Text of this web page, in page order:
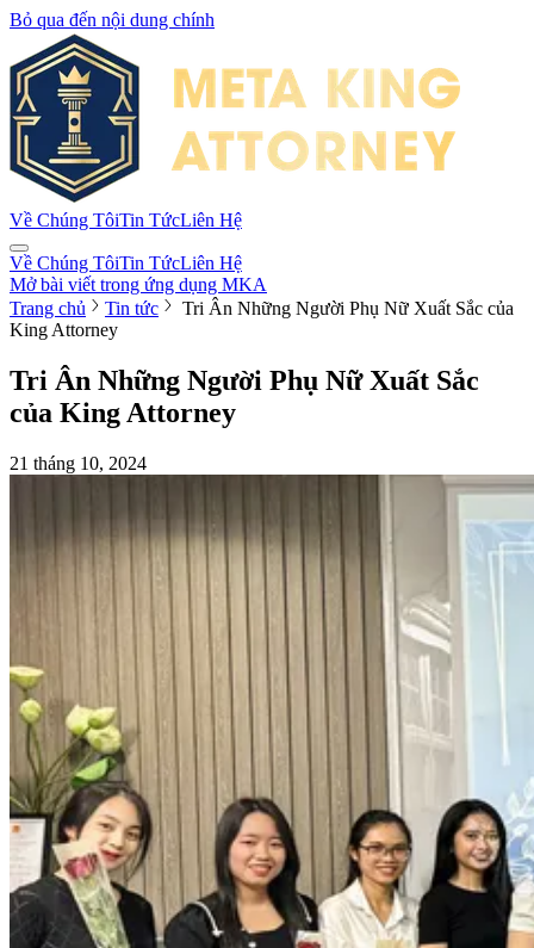
Bỏ qua đến nội dung chính
Về Chúng TôiTin TứcLiên Hệ
Về Chúng TôiTin TứcLiên Hệ
Mở bài viết trong ứng dụng MKA
Trang chủ
Tin tức
Tri Ân Những Người Phụ Nữ Xuất Sắc của
King Attorney
Tri Ân Những Người Phụ Nữ Xuất Sắc
của King Attorney
21 tháng 10, 2024